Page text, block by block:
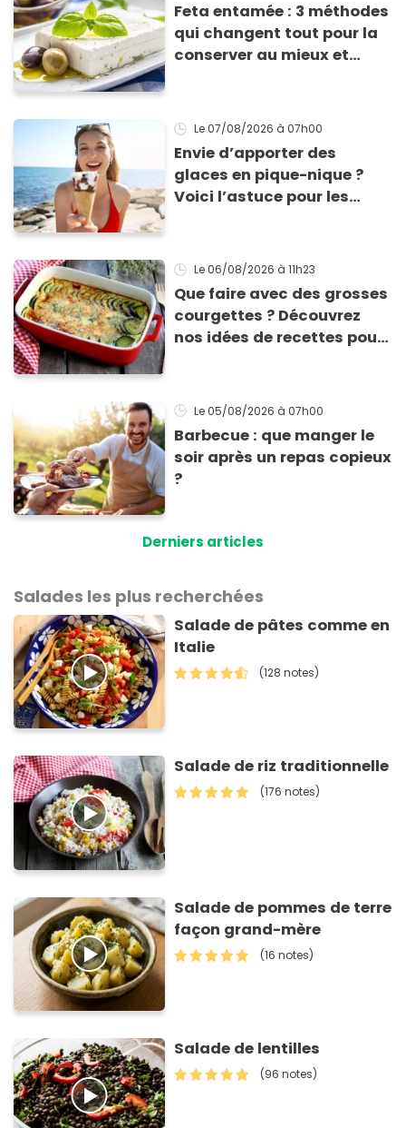
Feta entamée : 3 méthodes
qui changent tout pour la
conserver au mieux et
Le 07/08/2026 à 07h00
Envie d’apporter des
glaces en pique-nique ?
Voici l’astuce pour les
ne fondent !
Le 06/08/2026 à 11h23
Que faire avec des grosses
courgettes ? Découvrez
nos idées de recettes pour
Le 05/08/2026 à 07h00
Barbecue : que manger le
soir après un repas copieux
?
Derniers articles
Salades les plus recherchées
Salade de pâtes comme en
Italie
(128 notes)
Salade de riz traditionnelle
(176 notes)
Salade de pommes de terre
façon grand-mère
(16 notes)
Salade de lentilles
(96 notes)